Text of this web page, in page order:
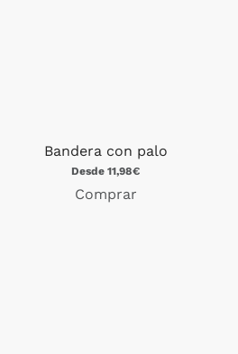
Bandera con palo
Desde 11,98€
Comprar